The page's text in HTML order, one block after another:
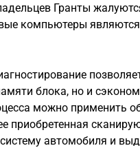
Гранты
компьютеры
блока, но и
можно применить
приобретенная
автомобиля и